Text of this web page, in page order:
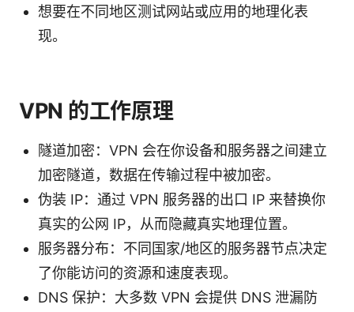
想要在不同地区测试网站或应用的地理化表
现。
VPN 的工作原理
隧道加密：VPN 会在你设备和服务器之间建立
加密隧道，数据在传输过程中被加密。
伪装 IP：通过 VPN 服务器的出口 IP 来替换你
真实的公网 IP，从而隐藏真实地理位置。
服务器分布：不同国家/地区的服务器节点决定
了你能访问的资源和速度表现。
DNS 保护：大多数 VPN 会提供 DNS 泄漏防